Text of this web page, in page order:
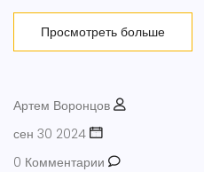
Просмотреть больше
Артем Воронцов
сен 30 2024
0 Комментарии